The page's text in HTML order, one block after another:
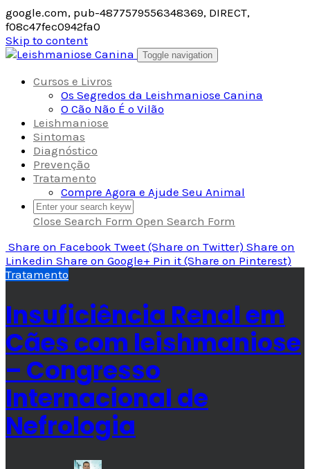
google.com, pub-4877579556348369, DIRECT,
f08c47fec0942fa0
Skip to content
Toggle navigation
Cursos e Livros
Os Segredos da Leishmaniose Canina
O Cão Não É o Vilão
Leishmaniose
Sintomas
Diagnóstico
Prevenção
Tratamento
Compre Agora e Ajude Seu Animal
Close Search Form Open Search Form
Share on Facebook Tweet (Share on Twitter) Share on
Linkedin Share on Google+ Pin it (Share on Pinterest)
Tratamento
Insuficiência Renal em
Cães com leishmaniose
– Congresso
Internacional de
Nefrologia